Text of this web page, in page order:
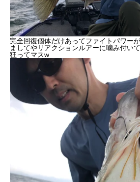
完全回復個体だけあってファイトパワー
ましてやリアクションルアーに噛み付い
狂ってマスw